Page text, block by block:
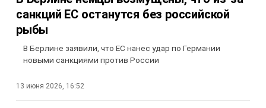
санкций ЕС останутся без российской
рыбы
В Берлине заявили, что ЕС нанес удар по Германии
новыми санкциями против России
13 июня 2026, 16:52